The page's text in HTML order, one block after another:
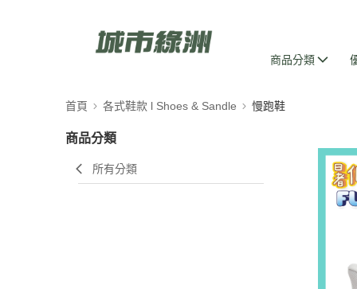
商品分類
首頁 各式鞋款 l Shoes & Sandle 慢跑鞋
商品分類
所有分類